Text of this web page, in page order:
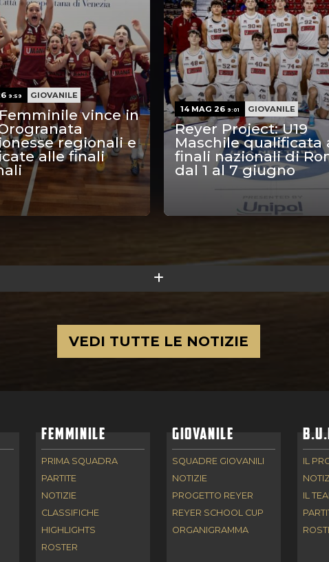
vince in
regionali e
alle finali
9:59 GIOVANILE
Reyer Project: U19
Maschile qualificata
finali nazionali di
dal 1 al 7 giugno
14 MAG 26 9:01 GIOVANILE
VEDI TUTTE LE NOTIZIE
FEMMINILE
PRIMA SQUADRA
PARTITE
NOTIZIE
CLASSIFICHE
HIGHLIGHTS
ROSTER
GIOVANILE
SQUADRE GIOVANILI
NOTIZIE
PROGETTO REYER
REYER SCHOOL CUP
ORGANIGRAMMA
IL
IL